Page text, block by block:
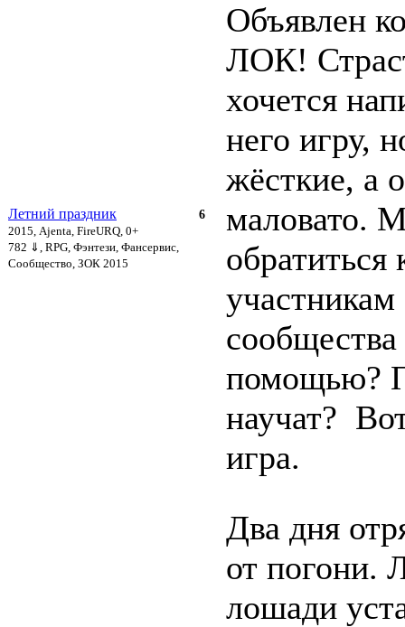
6
Летний праздник
2015, Ajenta, FireURQ, 0+
782 ⇓ , RPG, Фэнтези, Фансервис,
Сообщество, ЗОК 2015
Объявлен
ЛОК!
хочется
него игру,
жёсткие, а
маловато.
обратиться
участникам
сообщества
помощью?
научат?
игра.
Два дня
от погони.
лошади